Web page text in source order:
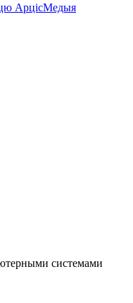
АрцiсМедыя
системами